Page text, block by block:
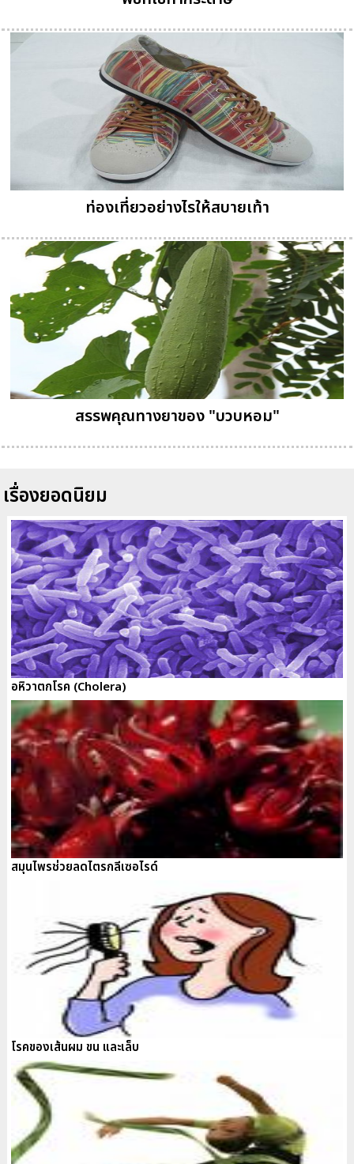
ท่องเที่ยวอย่างไรให้สบายเท้า
สรรพคุณทางยาของ "บวบหอม"
เรื่องยอดนิยม
อหิวาตกโรค (Cholera)
สมุนไพรช่วยลดไตรกลีเซอไรด์
โรคของเส้นผม ขน และเล็บ